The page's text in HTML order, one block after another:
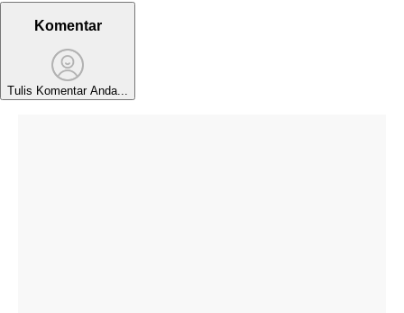
Komentar
Tulis Komentar Anda...